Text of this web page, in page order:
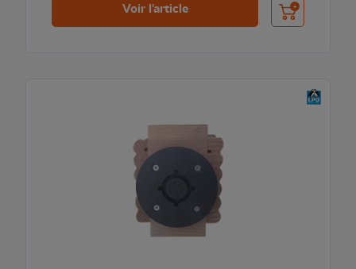
Voir l'article Ajouter au